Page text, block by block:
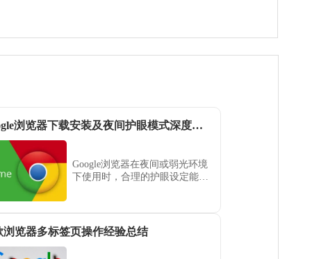
Google浏览器下载安装及夜间护眼模式深度教程
Google浏览器在夜间或弱光环境
下使用时，合理的护眼设定能显
特定对比度，为您营造一个光感
柔和的浏览环境，确保在深度阅
浏览器多标签页操作经验总结